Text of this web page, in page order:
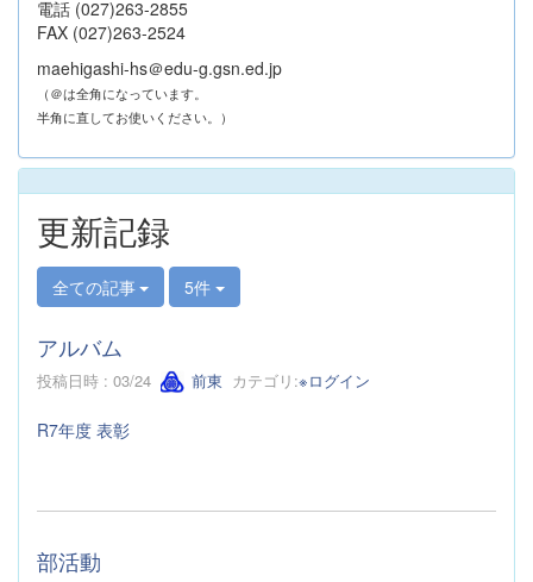
電話 (027)263-2855
FAX (027)263-2524
maehigashi-hs＠edu-g.gsn.ed.jp
（＠は全角になっています。
半角に直してお使いください。）
更新記録
全ての記事 5件
アルバム
投稿日時 : 03/24 前東 カテゴリ:※ログイン
R7年度 表彰
部活動